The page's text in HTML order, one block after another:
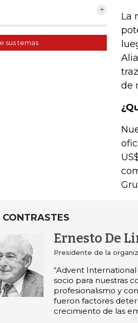
sus temas
La
de
CONTRASTES
Ernesto De
Presidente de la
“Advent
socio para nuestras
profesionalismo y
fueron factores
crecimiento de las